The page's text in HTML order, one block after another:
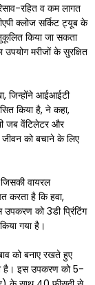
रहित व कम लागत
क्लोज सर्किट ट्यूब के
किया जा सकता
मरीजों के सुरक्षित
जिन्होंने आईआईटी
किया है, ने कहा,
जब वेंटिलेटर और
को बचाने के लिए
वायरल
करता है कि हवा,
उपकरण को 3डी प्रिंटिंग
गया है।
को बनाए रखते हुए
है। इस उपकरण को 5-